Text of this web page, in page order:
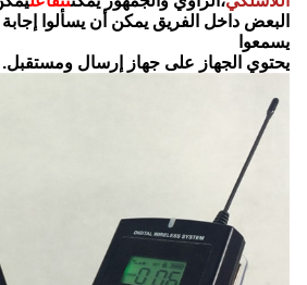
البعض داخل الفريق يمكن أن يسألوا
يسمعوا
يحتوي الجهاز على جهاز إرسال ومستقبل.